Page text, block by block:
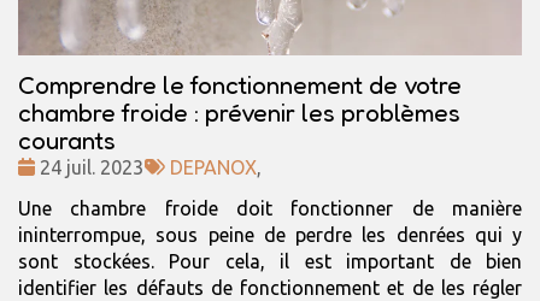
Comprendre le fonctionnement de votre
chambre froide : prévenir les problèmes
courants
Date
24 juil. 2023
Tags
DEPANOX
Une chambre froide doit fonctionner de manière
ininterrompue, sous peine de perdre les denrées qui y
sont stockées. Pour cela, il est important de bien
identifier les défauts de fonctionnement et de les régler